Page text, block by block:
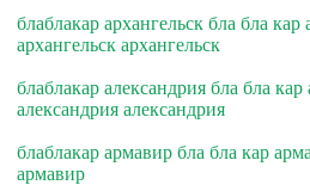
блаблакар архангельск бла бла
архангельск архангельск
блаблакар александрия бла бла
александрия александрия
блаблакар армавир бла бла кар
армавир